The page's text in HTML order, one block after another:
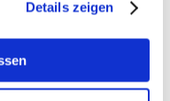
Details zeigen
einfarbige Druck ist auf
Poster, die mit Sicherheit